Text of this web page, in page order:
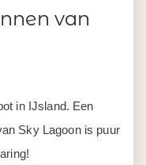
Sky Lagoon is puur
Meer info